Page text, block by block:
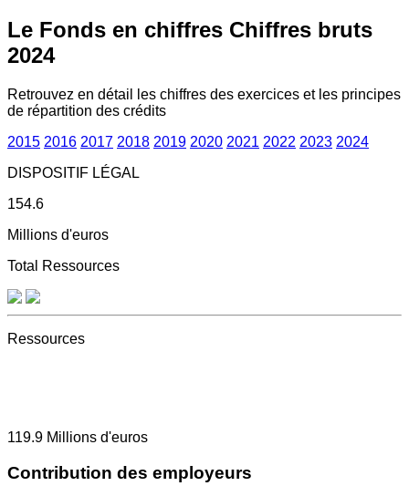
Le Fonds en chiffres Chiffres bruts
2024
Retrouvez en détail les chiffres des exercices et les principes
de répartition des crédits
2015 2016 2017 2018 2019 2020 2021 2022 2023 2024
DISPOSITIF LÉGAL
154.6
Millions d'euros
Total Ressources
Ressources
119.9 Millions d'euros
Contribution des employeurs